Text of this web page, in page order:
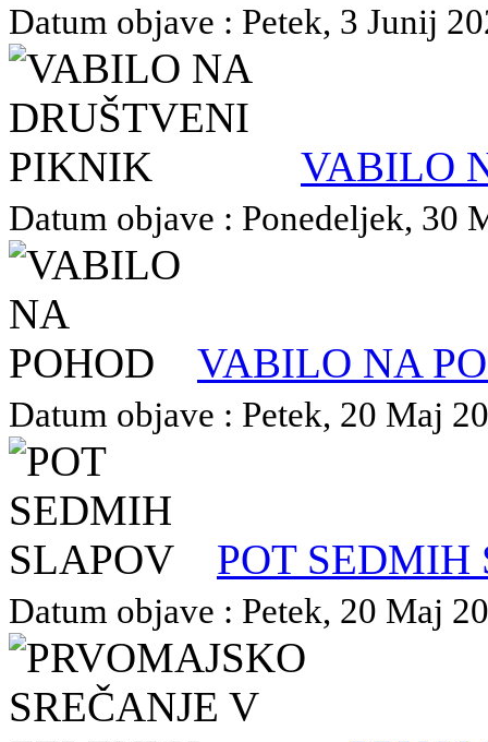
Datum objave : Petek, 3 Junij
VABILO
Datum objave : Ponedeljek, 30
VABILO NA
Datum objave : Petek, 20 Maj
POT SEDMIH
Datum objave : Petek, 20 Maj